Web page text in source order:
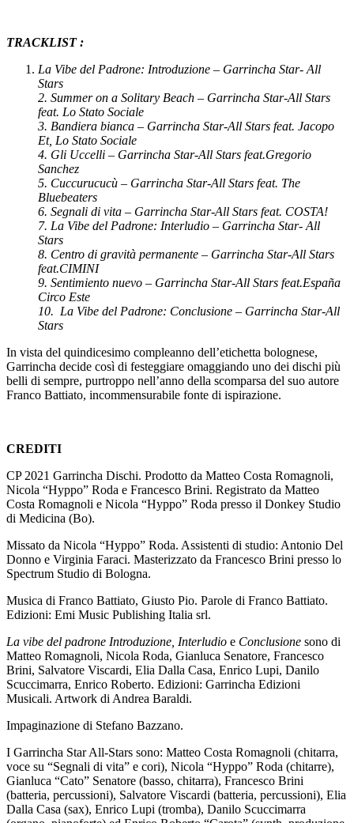
TRACKLIST :
La Vibe del Padrone: Introduzione – Garrincha Star- All
Stars
2. Summer on a Solitary Beach – Garrincha Star-All Stars
feat. Lo Stato Sociale
3. Bandiera bianca – Garrincha Star-All Stars feat. Jacopo
Et, Lo Stato Sociale
4. Gli Uccelli – Garrincha Star-All Stars feat.Gregorio
Sanchez
5. Cuccurucucù – Garrincha Star-All Stars feat. The
Bluebeaters
6. Segnali di vita – Garrincha Star-All Stars feat. COSTA!
7. La Vibe del Padrone: Interludio – Garrincha Star- All
Stars
8. Centro di gravità permanente – Garrincha Star-All Stars
feat.CIMINI
9. Sentimiento nuevo – Garrincha Star-All Stars feat.España
Circo Este
10. La Vibe del Padrone: Conclusione – Garrincha Star-All
Stars
In vista del quindicesimo compleanno dell’etichetta bolognese,
Garrincha decide così di festeggiare omaggiando uno dei dischi più
belli di sempre, purtroppo nell’anno della scomparsa del suo autore
Franco Battiato, incommensurabile fonte di ispirazione.
CREDITI
CP 2021 Garrincha Dischi. Prodotto da Matteo Costa Romagnoli,
Nicola “Hyppo” Roda e Francesco Brini. Registrato da Matteo
Costa Romagnoli e Nicola “Hyppo” Roda presso il Donkey Studio
di Medicina (Bo).
Missato da Nicola “Hyppo” Roda. Assistenti di studio: Antonio Del
Donno e Virginia Faraci. Masterizzato da Francesco Brini presso lo
Spectrum Studio di Bologna.
Musica di Franco Battiato, Giusto Pio. Parole di Franco Battiato.
Edizioni: Emi Music Publishing Italia srl.
La vibe del padrone Introduzione, Interludio e Conclusione sono di
Matteo Romagnoli, Nicola Roda, Gianluca Senatore, Francesco
Brini, Salvatore Viscardi, Elia Dalla Casa, Enrico Lupi, Danilo
Scuccimarra, Enrico Roberto. Edizioni: Garrincha Edizioni
Musicali. Artwork di Andrea Baraldi.
Impaginazione di Stefano Bazzano.
I Garrincha Star All-Stars sono: Matteo Costa Romagnoli (chitarra,
voce su “Segnali di vita” e cori), Nicola “Hyppo” Roda (chitarre),
Gianluca “Cato” Senatore (basso, chitarra), Francesco Brini
(batteria, percussioni), Salvatore Viscardi (batteria, percussioni), Elia
Dalla Casa (sax), Enrico Lupi (tromba), Danilo Scuccimarra